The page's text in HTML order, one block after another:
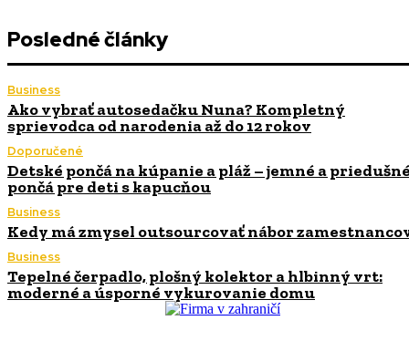
Posledné články
Business
Ako vybrať autosedačku Nuna? Kompletný
sprievodca od narodenia až do 12 rokov
Doporučené
Detské pončá na kúpanie a pláž – jemné a
pončá pre deti s kapucňou
Business
Kedy má zmysel outsourcovať nábor
Business
Tepelné čerpadlo, plošný kolektor a hlbinný vrt:
moderné a úsporné vykurovanie domu